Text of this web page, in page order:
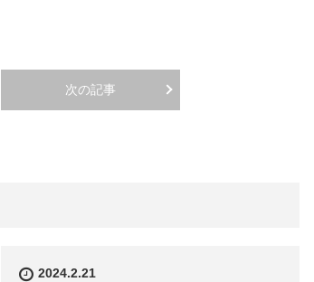
次の記事
2024.2.21